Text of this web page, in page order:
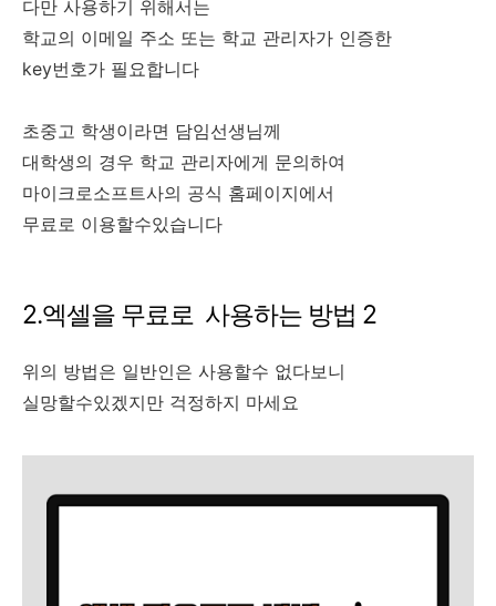
다만 사용하기 위해서는
학교의 이메일 주소 또는 학교 관리자가 인증한
key번호가 필요합니다
초중고 학생이라면 담임선생님께
대학생의 경우 학교 관리자에게 문의하여
마이크로소프트사의 공식 홈페이지에서
무료로 이용할수있습니다
2.엑셀을 무료로 사용하는 방법 2
위의 방법은 일반인은 사용할수 없다보니
실망할수있겠지만 걱정하지 마세요